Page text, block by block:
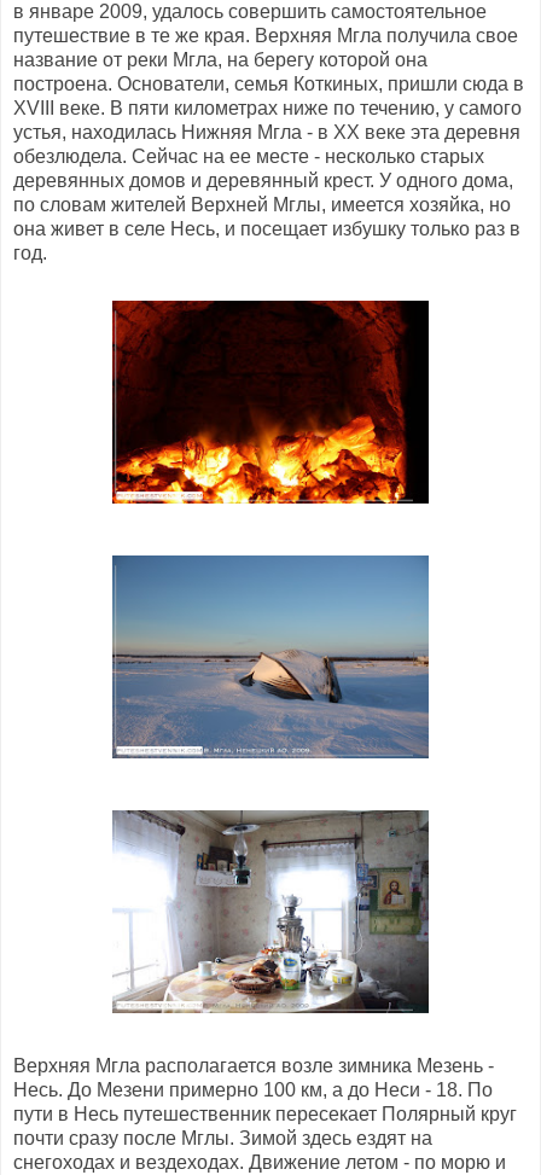
в январе 2009, удалось совершить самостоятельное
путешествие в те же края. Верхняя Мгла получила свое
название от реки Мгла, на берегу которой она
построена. Основатели, семья Коткиных, пришли сюда в
XVIII веке. В пяти километрах ниже по течению, у самого
устья, находилась Нижняя Мгла - в XX веке эта деревня
обезлюдела. Сейчас на ее месте - несколько старых
деревянных домов и деревянный крест. У одного дома,
по словам жителей Верхней Мглы, имеется хозяйка, но
она живет в селе Несь, и посещает избушку только раз в
год.
Верхняя Мгла располагается возле зимника Мезень -
Несь. До Мезени примерно 100 км, а до Неси - 18. По
пути в Несь путешественник пересекает Полярный круг
почти сразу после Мглы. Зимой здесь ездят на
снегоходах и вездеходах. Движение летом - по морю и